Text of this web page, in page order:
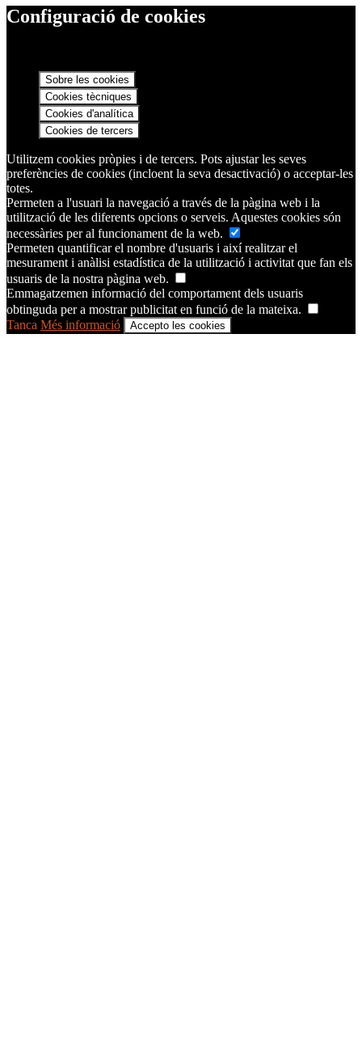
Configuració de cookies
Sobre les cookies
Cookies tècniques
Cookies d'analítica
Cookies de tercers
Utilitzem cookies pròpies i de tercers. Pots ajustar les seves
preferències de cookies (incloent la seva desactivació) o acceptar-les
totes.
Permeten a l'usuari la navegació a través de la pàgina web i la
utilització de les diferents opcions o serveis. Aquestes cookies són
necessàries per al funcionament de la web.
Permeten quantificar el nombre d'usuaris i així realitzar el
mesurament i anàlisi estadística de la utilització i activitat que fan els
usuaris de la nostra pàgina web.
Emmagatzemen informació del comportament dels usuaris
obtinguda per a mostrar publicitat en funció de la mateixa.
Tanca Més informació Accepto les cookies